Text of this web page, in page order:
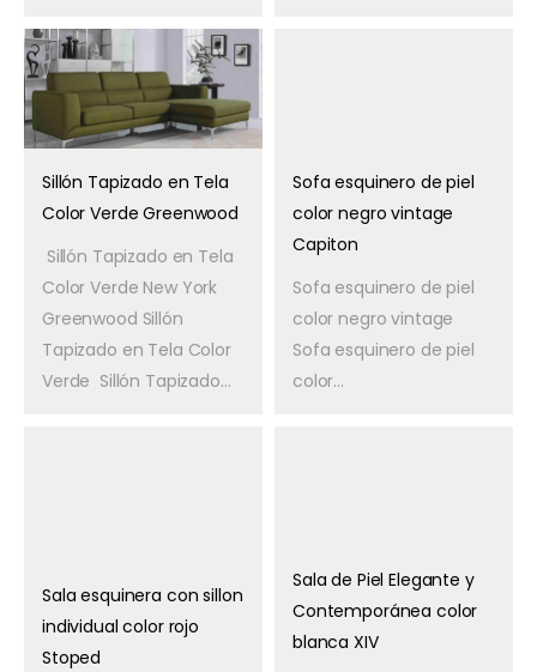
Sillón Tapizado en Tela
Color Verde Greenwood
Sillón Tapizado en Tela
Color Verde New York
Greenwood Sillón
Tapizado en Tela Color
Verde Sillón Tapizado...
Sofa esquinero de piel
color negro vintage
Capiton
Sofa esquinero de piel
color negro vintage
Sofa esquinero de piel
color...
Sala esquinera con sillon
individual color rojo
Stoped
Sala de Piel Elegante y
Contemporánea color
blanca XIV